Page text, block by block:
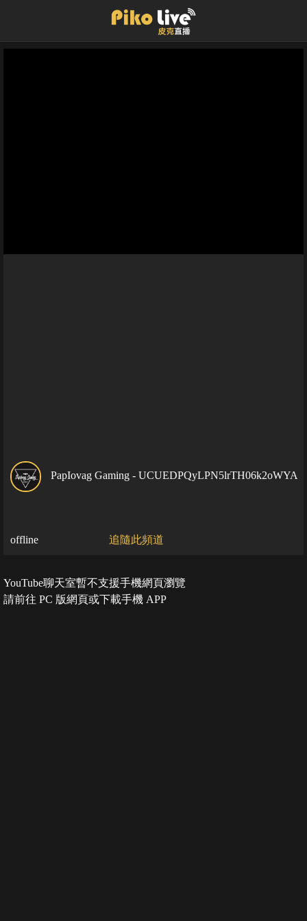
PapIovag Gaming - UCUEDPQyLPN5lrTH06k2oWYA
offline 追隨此頻道
YouTube聊天室暫不支援手機網頁瀏覽
請前往 PC 版網頁或下載手機 APP